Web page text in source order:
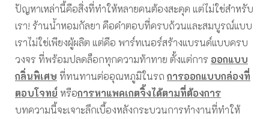
ปัญหาเหล่านี้คือสิ่งที่ทำให้หลายคนต้องสะดุด แต่ไม่ใช่สำหรับ
เรา! ร้านน้ำหอมกัลยา คือคำตอบที่ครบถ้วนและสมบูรณ์แบบ
เราไม่ใช่เพียงผู้ผลิต แต่คือ พาร์ทเนอร์สร้างแบรนด์แบบครบ
วงจร ที่พร้อมปลดล็อกทุกความท้าทาย ตั้งแต่การ ออกแบบ
กลิ่นพิเศษ ที่ทนทานต่ออุณหภูมิในรถ การออกแบบกล่องที่
ตอบโจทย์ หรือการหาแพคเกตจิ้งได้ตามที่ต้องการ
บทความนี้จะเจาะลึกเบื้องหลังกระบวนการทำงานที่ทำให้